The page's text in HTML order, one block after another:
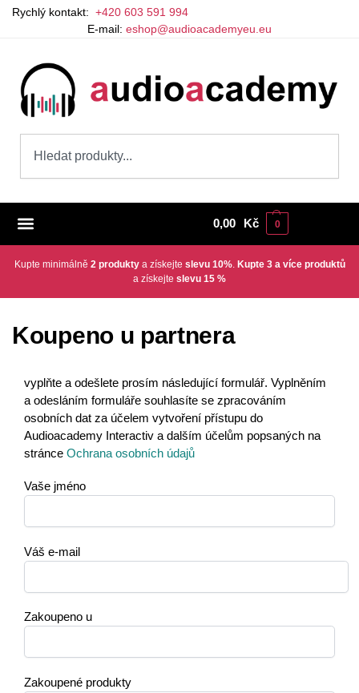
Rychlý kontakt: +420 603 591 994
E-mail: eshop@audioacademyeu.eu
0,00 Kč 0
Kupte minimálně 2 produktya získejte slevu 10%. Kupte 3 a více produktů
a získejte slevu 15 %
Koupeno u partnera
vyplňte a odešlete prosím následující formulář. Vyplněním
a odesláním formuláře souhlasíte se zpracováním
osobních dat za účelem vytvoření přístupu do
Audioacademy Interactiv a dalším účelům popsaných na
stránce Ochrana osobních údajů
Vaše jméno
Váš e-mail
Zakoupeno u
Zakoupené produkty